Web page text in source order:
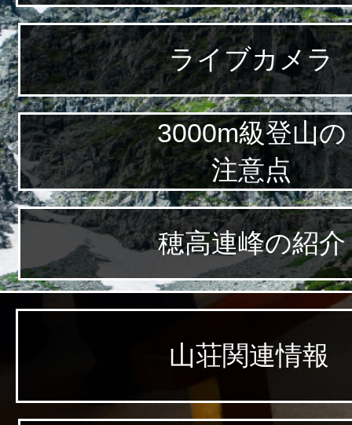
ライブカメラ
3000m級登山の
注意点
穂高連峰の紹介
山荘関連情報